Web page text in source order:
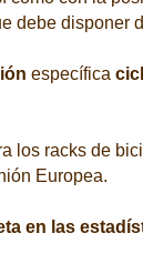
debe disponer
específica
los racks de
Europea.
en las